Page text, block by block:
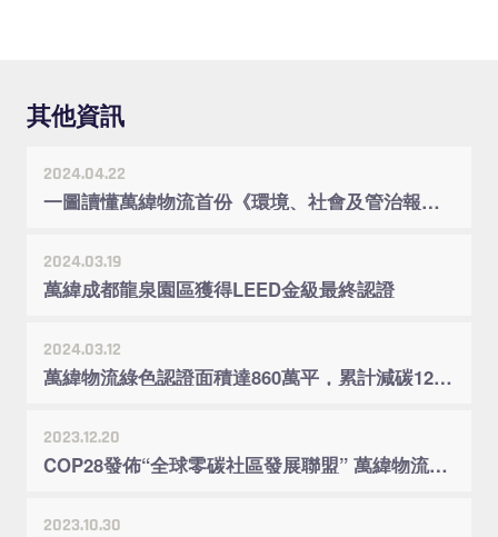
其他資訊
2024.04.22
一圖讀懂萬緯物流首份《環境、社會及管治報告》
2024.03.19
萬緯成都龍泉園區獲得LEED金級最終認證
2024.03.12
萬緯物流綠色認證面積達860萬平，累計減碳12500噸
2023.12.20
COP28發佈“全球零碳社區發展聯盟” 萬緯物流助力構建低碳供應鏈
2023.10.30